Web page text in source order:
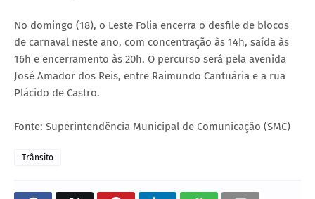
No domingo (18), o Leste Folia encerra o desfile de blocos
de carnaval neste ano, com concentração às 14h, saída às
16h e encerramento às 20h. O percurso será pela avenida
José Amador dos Reis, entre Raimundo Cantuária e a rua
Plácido de Castro.
Fonte: Superintendência Municipal de Comunicação (SMC)
Trânsito